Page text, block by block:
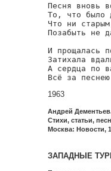
Песня вновь
То, что было
Что ни
Позабыть не
И прощалась
Затихала
А сердца по
Всё за
1963
Андрей
Стихи, статьи,
Москва: Новости,
ЗАПАДНЫЕ